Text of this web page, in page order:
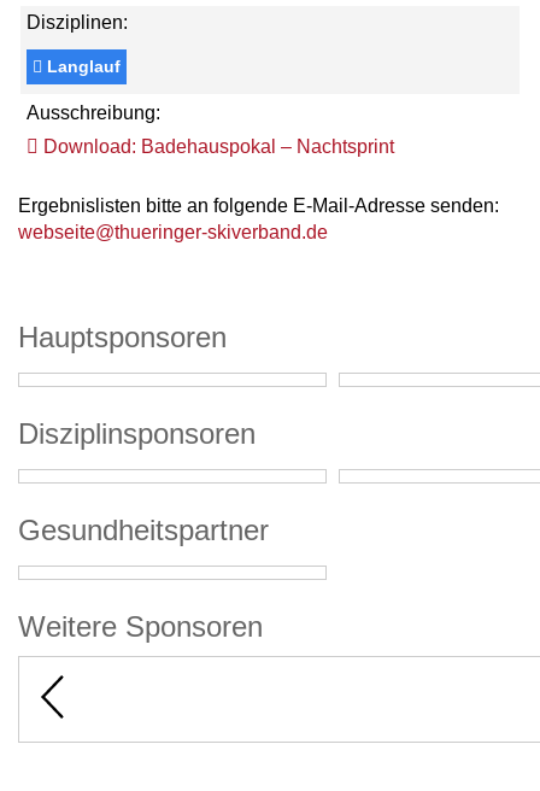
Disziplinen:
Langlauf
Ausschreibung:
Download: Badehauspokal – Nachtsprint
Ergebnislisten bitte an folgende E-Mail-Adresse senden:
webseite@thueringer-skiverband.de
Hauptsponsoren
Disziplinsponsoren
Gesundheitspartner
Weitere Sponsoren